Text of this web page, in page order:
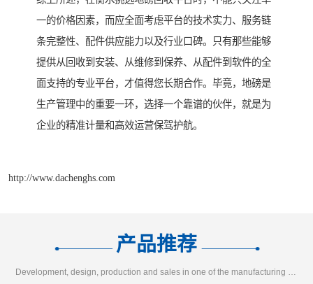
一的价格因素，而应全面考虑平台的技术实力、服务链
条完整性、配件供应能力以及行业口碑。只有那些能够
提供从回收到安装、从维修到保养、从配件到软件的全
面支持的专业平台，才值得您长期合作。毕竟，地磅是
生产管理中的重要一环，选择一个靠谱的伙伴，就是为
企业的精准计量和高效运营保驾护航。
http://www.dachenghs.com
产品推荐